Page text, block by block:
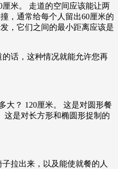
厘米。 走道的空间应该能让两
，通常给每个人留出60厘米的
，它们之间的最小距离应该是
话，这种情况就能允许您再
大？ 120厘米。 这是对圆形餐
这是对长方形和椭圆形捉制的
拉出来，以及能使就餐的人